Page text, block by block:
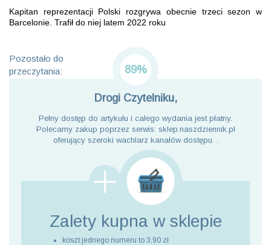
Kapitan reprezentacji Polski rozgrywa obecnie trzeci sezon w
Barcelonie. Trafił do niej latem 2022 roku
Pozostało do
przeczytania:
89%
Drogi Czytelniku,
Pełny dostęp do artykułu i całego wydania jest płatny.
Polecamy zakup poprzez serwis: sklep.naszdziennik.pl
oferujący szeroki wachlarz kanałów dostępu. .
Zalety kupna w sklepie
koszt jednego numeru to 3,90 zł